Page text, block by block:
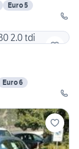
Euro 5
Euro 6